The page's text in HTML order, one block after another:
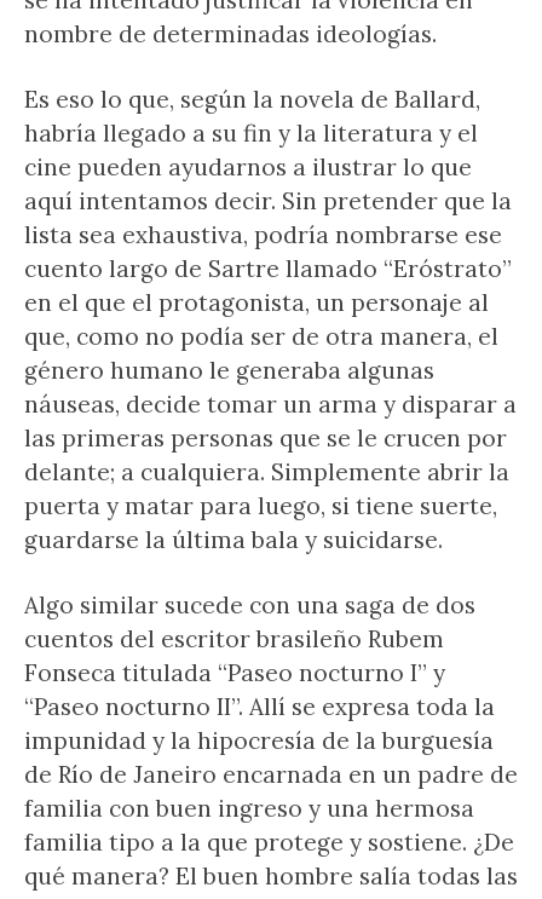
nombre de determinadas ideologías.
Es eso lo que, según la novela de Ballard,
habría llegado a su fin y la literatura y el
cine pueden ayudarnos a ilustrar lo que
aquí intentamos decir. Sin pretender que la
lista sea exhaustiva, podría nombrarse ese
cuento largo de Sartre llamado “Eróstrato”
en el que el protagonista, un personaje al
que, como no podía ser de otra manera, el
género humano le generaba algunas
náuseas, decide tomar un arma y disparar a
las primeras personas que se le crucen por
delante; a cualquiera. Simplemente abrir la
puerta y matar para luego, si tiene suerte,
guardarse la última bala y suicidarse.
Algo similar sucede con una saga de dos
cuentos del escritor brasileño Rubem
Fonseca titulada “Paseo nocturno I” y
“Paseo nocturno II”. Allí se expresa toda la
impunidad y la hipocresía de la burguesía
de Río de Janeiro encarnada en un padre de
familia con buen ingreso y una hermosa
familia tipo a la que protege y sostiene. ¿De
qué manera? El buen hombre salía todas las